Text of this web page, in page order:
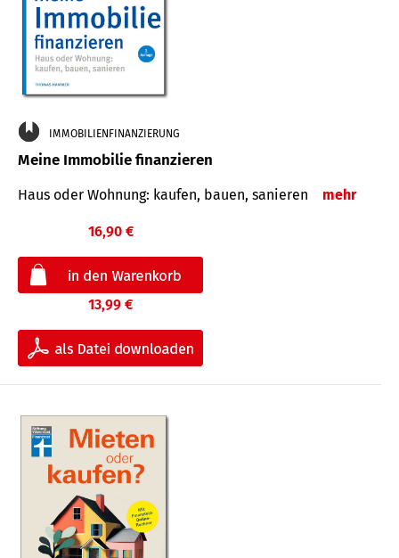
IMMOBILIENFINANZIERUNG
Meine Immobilie finanzieren
Haus oder Wohnung: kaufen, bauen, sanieren mehr
16,90 €
13,99 €